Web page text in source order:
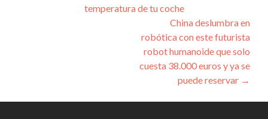
temperatura de tu coche
China deslumbra en
robótica con este futurista
robot humanoide que solo
cuesta 38.000 euros y ya se
puede reservar →